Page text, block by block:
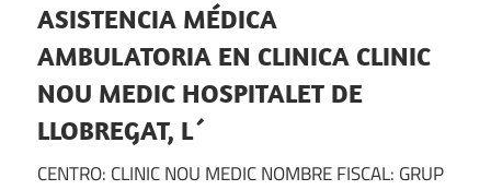
ASISTENCIA MÉDICA
AMBULATORIA EN CLINICA CLINIC
NOU MEDIC HOSPITALET DE
LLOBREGAT, L´
CENTRO: CLINIC NOU MEDIC NOMBRE FISCAL: GRUP